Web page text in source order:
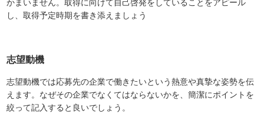
かまいません。取得に向けて自己啓発をしていることをアピール
し、取得予定時期を書き添えましょう
志望動機
志望動機では応募先の企業で働きたいという熱意や真摯な姿勢を伝
えます。なぜその企業でなくてはならないかを、簡潔にポイントを
絞って記入すると良いでしょう。